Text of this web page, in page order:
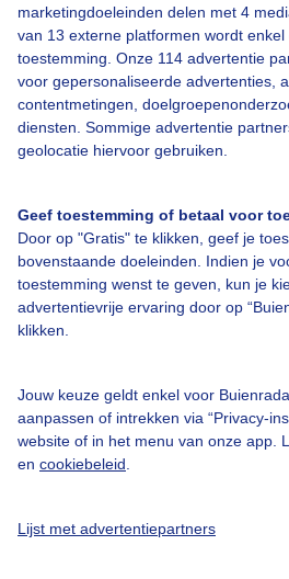
marketingdoeleinden delen met 4
van 13 externe platformen wordt
toestemming. Onze 114 advertentie
voor gepersonaliseerde advertenties,
contentmetingen,
diensten. Sommige advertentie
geolocatie hiervoor gebruiken.
Geef toestemming of betaal voor
Door op "Gratis" te klikken, geef je
bovenstaande doeleinden. Indien je
toestemming wenst te geven, kun je
advertentievrije ervaring door op
klikken.
Jouw keuze geldt enkel voor
aanpassen of intrekken via “Privacy-
website of in het menu van onze app.
en cookiebeleid
Lijst met advertentiepartners
Over Buienradar
Bedrijfsgegevens
Veelgestelde vragen
Toegankelijkheid
Gebruikersvoorwaarden
Adverteren
Buienradar Team
Cookie beleid
Privacy instellingen
Gratis weerdata
@BuienradarNL